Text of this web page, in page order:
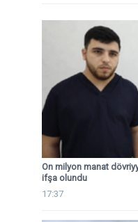
On milyon manat
ifşa olundu
17:37